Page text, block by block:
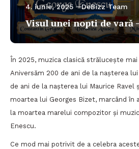
4. iunie, 2025 DeBizz Team
Visul unei nopti de vară
În 2025, muzica clasică strălucește
Aniversăm 200 de ani de la nașterea
de ani de la nașterea lui Maurice Ravel
moartea lui Georges Bizet, marcând în
la moartea marelui compozitor și
Enescu.
Ce mod mai potrivit de a celebra